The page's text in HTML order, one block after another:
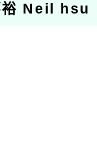
裕 Neil hsu